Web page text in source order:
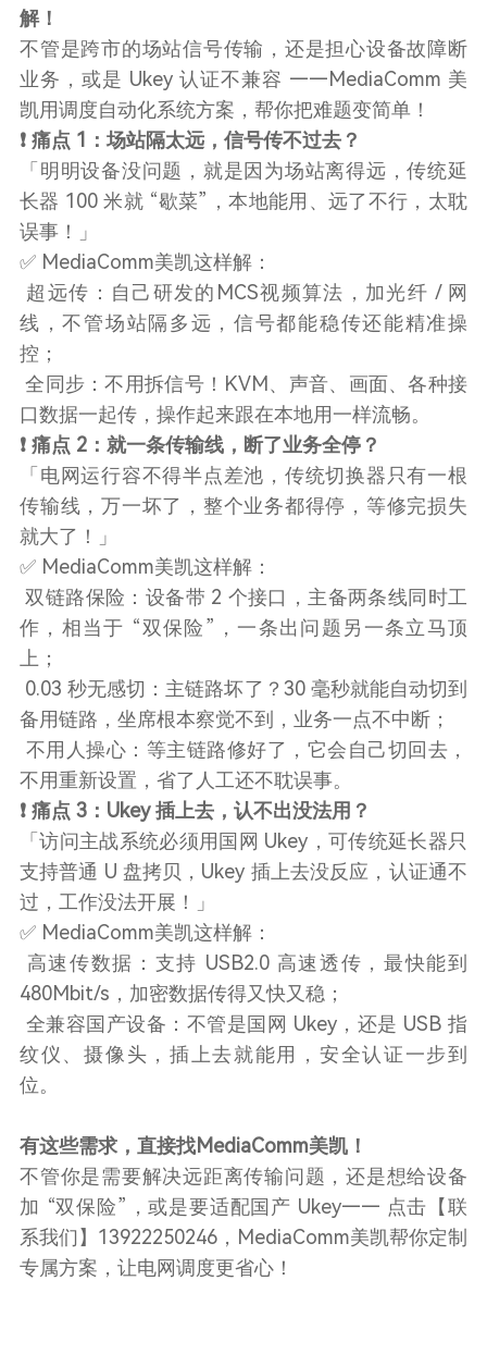
解！
不管是跨市的场站信号传输，还是担心设备故障断
业务，或是 Ukey 认证不兼容 ——MediaComm 美
凯用调度自动化系统方案，帮你把难题变简单！
❗ 痛点 1：场站隔太远，信号传不过去？
「明明设备没问题，就是因为场站离得远，传统延
长器 100 米就 “歇菜”，本地能用、远了不行，太耽
误事！」
✅ MediaComm美凯这样解：
超远传：自己研发的MCS视频算法，加光纤 / 网
线，不管场站隔多远，信号都能稳传还能精准操
控；
全同步：不用拆信号！KVM、声音、画面、各种接
口数据一起传，操作起来跟在本地用一样流畅。
❗ 痛点 2：就一条传输线，断了业务全停？
「电网运行容不得半点差池，传统切换器只有一根
传输线，万一坏了，整个业务都得停，等修完损失
就大了！」
✅ MediaComm美凯这样解：
双链路保险：设备带 2 个接口，主备两条线同时工
作，相当于 “双保险”，一条出问题另一条立马顶
上；
0.03 秒无感切：主链路坏了？30 毫秒就能自动切到
备用链路，坐席根本察觉不到，业务一点不中断；
不用人操心：等主链路修好了，它会自己切回去，
不用重新设置，省了人工还不耽误事。
❗ 痛点 3：Ukey 插上去，认不出没法用？
「访问主战系统必须用国网 Ukey，可传统延长器只
支持普通 U 盘拷贝，Ukey 插上去没反应，认证通不
过，工作没法开展！」
✅ MediaComm美凯这样解：
高速传数据：支持 USB2.0 高速透传，最快能到
480Mbit/s，加密数据传得又快又稳；
全兼容国产设备：不管是国网 Ukey，还是 USB 指
纹仪、摄像头，插上去就能用，安全认证一步到
位。
有这些需求，直接找MediaComm美凯！
不管你是需要解决远距离传输问题，还是想给设备
加 “双保险”，或是要适配国产 Ukey—— 点击【联
系我们】13922250246，MediaComm美凯帮你定制
专属方案，让电网调度更省心！